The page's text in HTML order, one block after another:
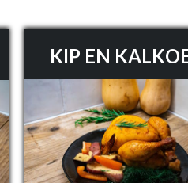
KIP EN